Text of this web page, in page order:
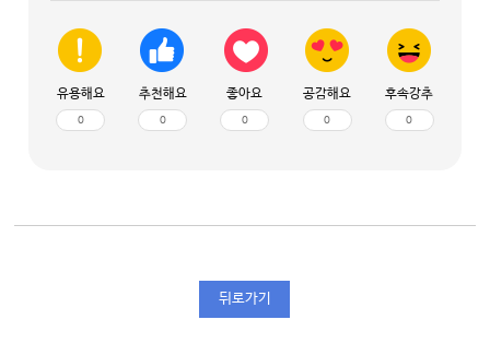
유용해요
0
추천해요
0
좋아요
0
공감해요
0
후속강추
0
뒤로가기